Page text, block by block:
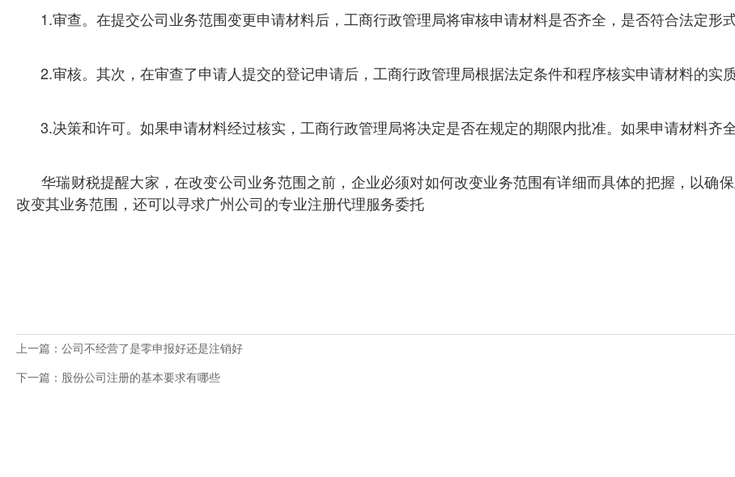
1.审查。在提交公司业务范围变更申请材料后，工商行政管理局将审核申请材料是否齐全，是否符合法定
2.审核。其次，在审查了申请人提交的登记申请后，工商行政管理局根据法定条件和程序核实申请材料的实质
3.决策和许可。如果申请材料经过核实，工商行政管理局将决定是否在规定的期限内批准。如果申请材料齐
华瑞财税提醒大家，在改变公司业务范围之前，企业必须对如何改变业务范围有详细而具体的把握，以确
改变其业务范围，还可以寻求广州公司的专业注册代理服务委托
上一篇：公司不经营了是零申报好还是注销好
下一篇：股份公司注册的基本要求有哪些